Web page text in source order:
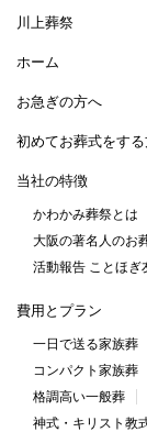
川上葬祭
ホーム
お急ぎの方へ
初めてお葬式をす
当社の特徴
かわかみ葬祭とは
大阪の著名人のお
活動報告 ことほぎ
費用とプラン
一日で送る家族葬
コンパクト家族葬
格調高い一般葬
神式・キリスト教